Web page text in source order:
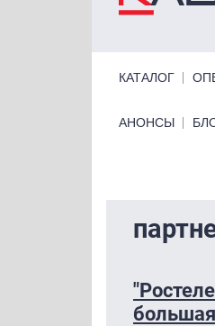
КАТАЛОГ
Primary links
АНОНСЫ